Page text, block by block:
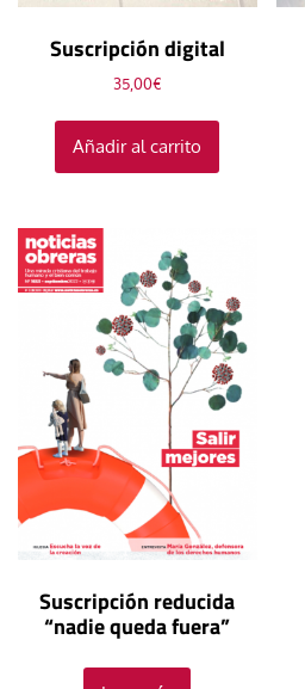
Suscripción digital
35,00€
Añadir al carrito
Suscripción reducida
“nadie queda fuera”